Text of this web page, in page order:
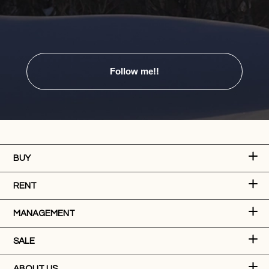
Follow me!!
BUY
RENT
MANAGEMENT
SALE